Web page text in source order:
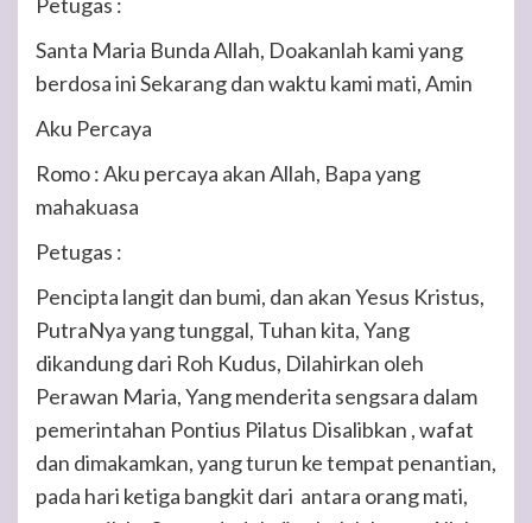
Santa Maria Bunda Allah, Doakanlah kami yang
berdosa ini Sekarang dan waktu kami mati, Amin
Aku Percaya
Romo :Aku percaya akan Allah, Bapa yang
mahakuasa
Petugas :
Pencipta langit dan bumi, dan akan Yesus Kristus,
PutraNya yang tunggal, Tuhan kita, Yang
dikandung dari Roh Kudus, Dilahirkan oleh
Perawan Maria, Yang menderita sengsara dalam
pemerintahan Pontius Pilatus Disalibkan , wafat
dan dimakamkan, yang turun ke tempat penantian,
pada hari ketiga bangkit dari antara orang mati,